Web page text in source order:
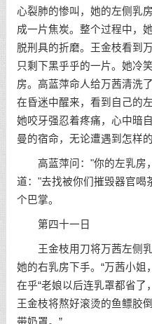
心裂肺的惨叫，她的左侧乳
成一片焦炭。整个过程中，
脱刑具的折磨。王金枝看到
只剩下黑乎乎的一片。她冷
房。高蓝萍命人给万茜清洗
在昏迷中醒来，看到自己的
她咬牙强忍着疼痛，心中暗
曼的宿命，无论遭遇到怎样
高蓝萍问："你的左乳房
道："去找被你们摧毁器官喝
个巴掌。
第四十一日
王金枝用刀将万茜左侧乳
她的右乳房下手。“万茜小姐
在乎“老娘以后连乳罩都省了
王金枝将熬好滚烫的鱼鳔胶
带奶罩。”